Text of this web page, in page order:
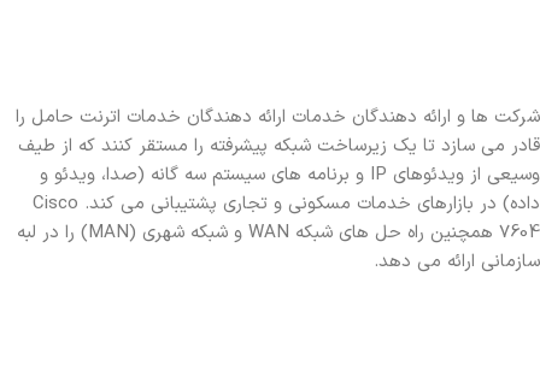
شرکت ها و ارائه دهندگان خدمات ارائه دهندگان خدمات اترنت حامل را
قادر می سازد تا یک زیرساخت شبکه پیشرفته را مستقر کنند که از طیف
وسیعی از ویدئوهای IP و برنامه های سیستم سه گانه (صدا، ویدئو و
داده) در بازارهای خدمات مسکونی و تجاری پشتیبانی می کند. Cisco
7604 همچنین راه حل های شبکه WAN و شبکه شهری (MAN) را در لبه
سازمانی ارائه می دهد.